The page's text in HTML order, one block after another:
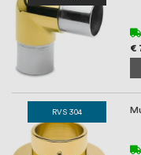
€
RVS 304